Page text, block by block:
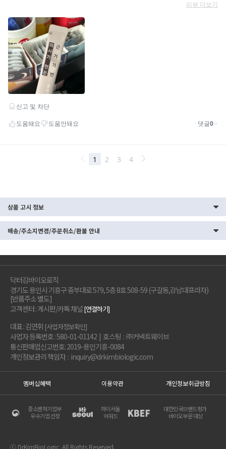
상품 고시 정보
배송/주소지변경/주문취소/환불 안내
닥터김바이오로직
경기도 용인시 기흥구 중부대로 579, 5층 8호 508-59 (구갈동,강남대프라자)
[반품주소 별도]
고객센터 : 게시판/카톡 채널[연결하기]
대표 : 김연휘 [사업자정보확인]
사업자 등록번호 : 580-01-01142 | 호스팅 : ㈜커넥트웨이브
통신판매업신고번호: 2019-용인기흥-0084
개인정보관리 책임자 : inquiry@drkimbiologic.com
멤버십혜택 이용약관 개인정보취급방침
중소벤처기업부
우수기업 선정
하이서울
어워드
대한민국브랜드평가
바이오부문 대상
ⓒ DrKimBioLogic. All Rights Reserved.